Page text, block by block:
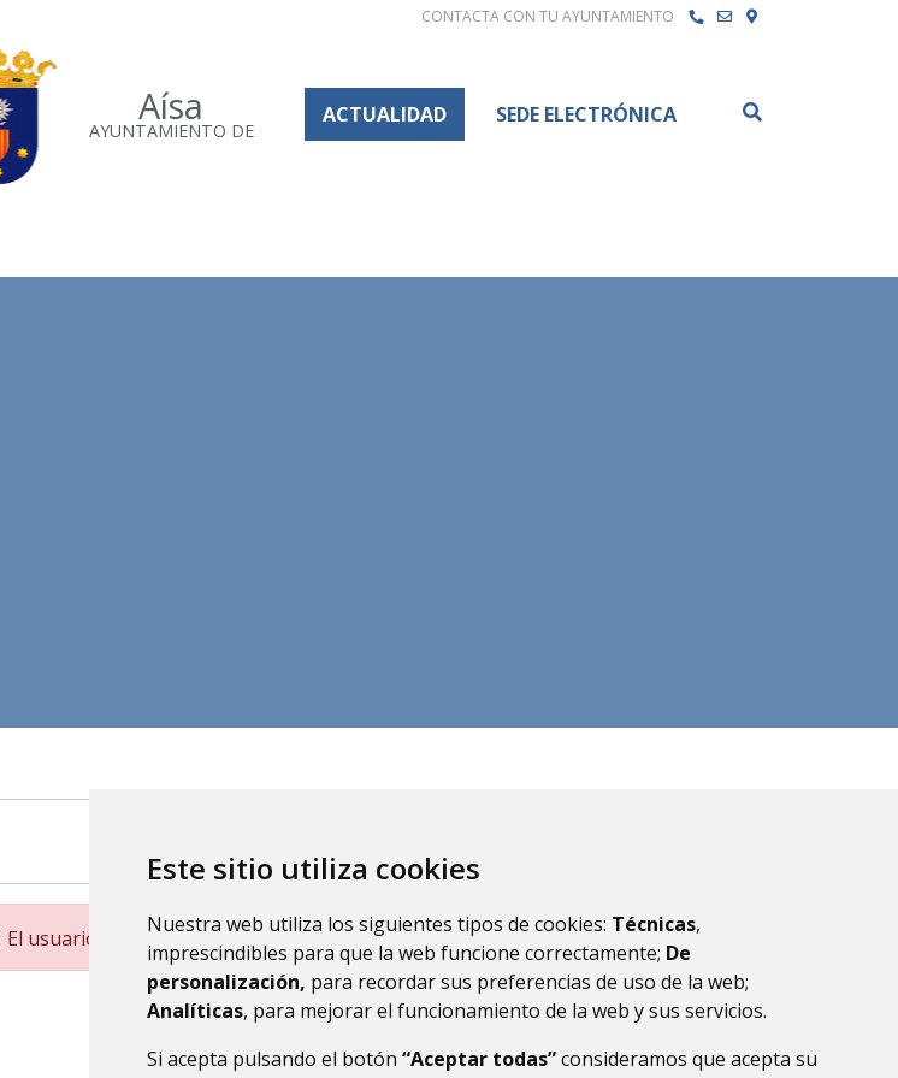
Este sitio utiliza cookies
Nuestra web utiliza los siguientes tipos de cookies: Técnicas,
imprescindibles para que la web funcione correctamente; De
personalización, para recordar sus preferencias de uso de la web;
Analíticas, para mejorar el funcionamiento de la web y sus servicios.
Si acepta pulsando el botón “Aceptar todas”consideramos que acepta su
CONTACTA CON TU AYUNTAMIENTO
Aísa
AYUNTAMIENTO DE
ACTUALIDAD SEDE ELECTRÓNICA
El usuario no existe.